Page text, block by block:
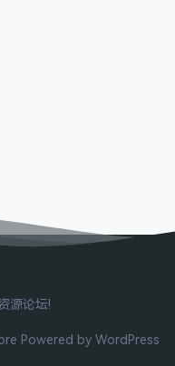
源论坛!
Powered by WordPress